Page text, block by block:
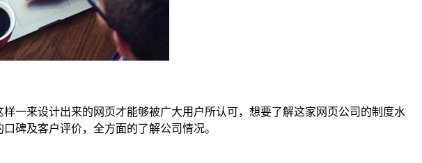
一来设计出来的网页才能够被广大用户所认可，想要了解这家网页公司的制度水
碑及客户评价，全方面的了解公司情况。